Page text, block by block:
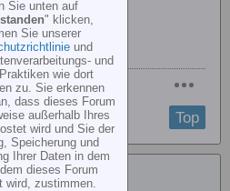
Top
Sie unten auf
" klicken,
Sie unserer
und
und
wie dort
zu. Sie erkennen
dass dieses Forum
außerhalb Ihres
wird und Sie der
Speicherung und
Ihrer Daten in dem
dieses Forum
wird, zustimmen.